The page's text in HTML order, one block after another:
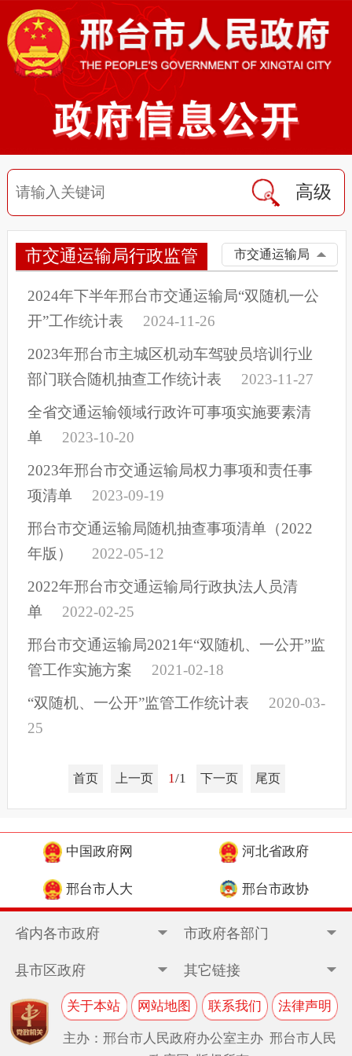
高级
市交通运输局行政监管 市交通运输局
2024年下半年邢台市交通运输局“双随机一公
开”工作统计表
2024-11-26
2023年邢台市主城区机动车驾驶员培训行业
部门联合随机抽查工作统计表
2023-11-27
全省交通运输领域行政许可事项实施要素清
单
2023-10-20
2023年邢台市交通运输局权力事项和责任事
项清单
2023-09-19
邢台市交通运输局随机抽查事项清单（2022
年版）
2022-05-12
2022年邢台市交通运输局行政执法人员清
单
2022-02-25
邢台市交通运输局2021年“双随机、一公开”监
管工作实施方案
2021-02-18
“双随机、一公开”监管工作统计表
2020-03-
25
首页 上一页 1/1 下一页 尾页
中国政府网 河北省政府
邢台市人大 邢台市政协
省内各市政府 市政府各部门
县市区政府 其它链接
关于本站 网站地图 联系我们 法律声明
主办：邢台市人民政府办公室主办 邢台市人民